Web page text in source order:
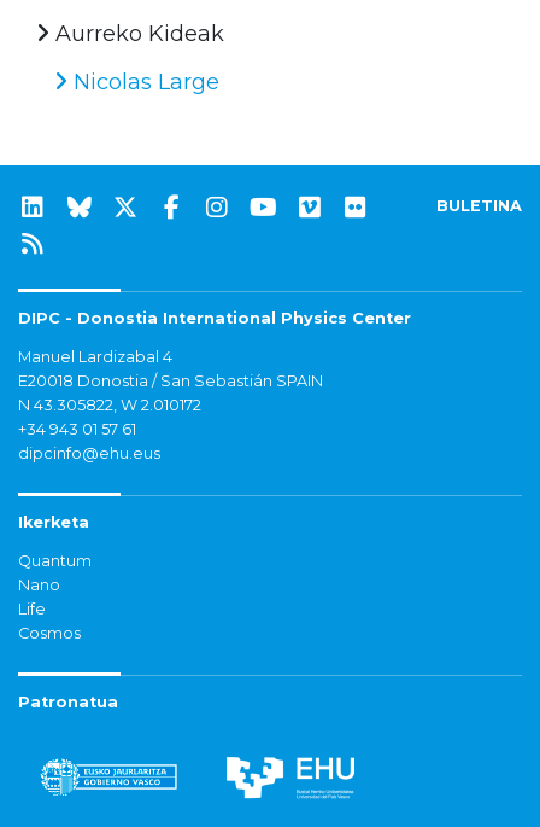
Aurreko Kideak
Nicolas Large
BULETINA
DIPC - Donostia International Physics Center
Manuel Lardizabal 4
E20018 Donostia / San Sebastián SPAIN
N 43.305822, W 2.010172
+34 943 01 57 61
dipcinfo@ehu.eus
Ikerketa
Quantum
Nano
Life
Cosmos
Patronatua